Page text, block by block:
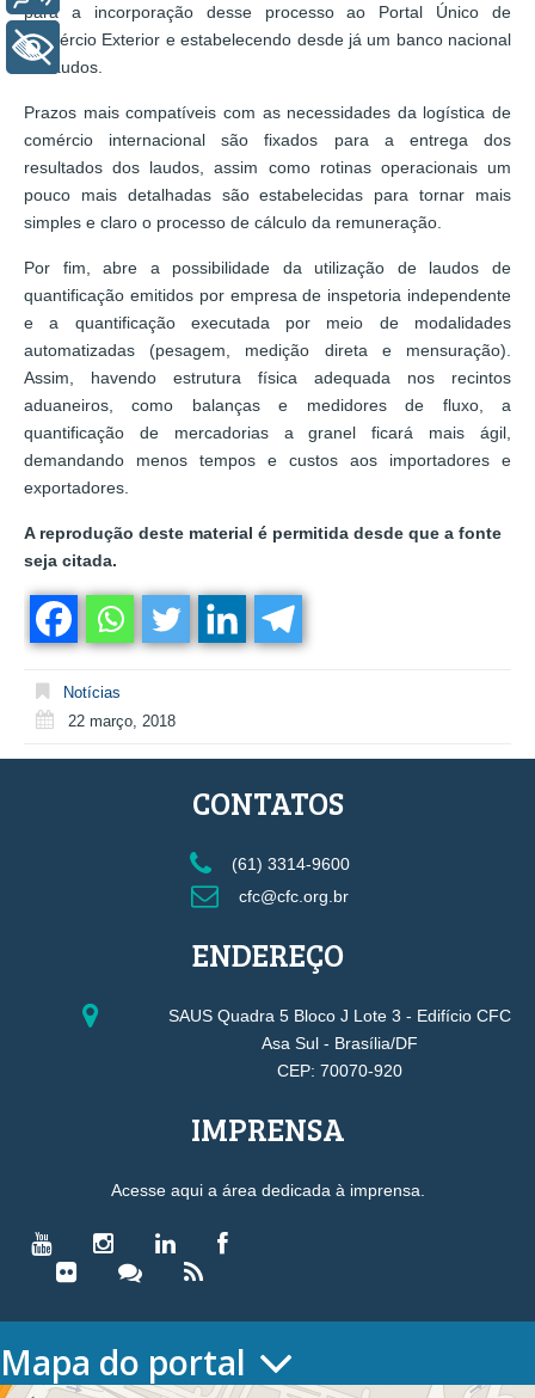
para a incorporação desse processo ao Portal Único de
Comércio Exterior e estabelecendo desde já um banco nacional
de laudos.
Prazos mais compatíveis com as necessidades da logística de
comércio internacional são fixados para a entrega dos
resultados dos laudos, assim como rotinas operacionais um
pouco mais detalhadas são estabelecidas para tornar mais
simples e claro o processo de cálculo da remuneração.
Por fim, abre a possibilidade da utilização de laudos de
quantificação emitidos por empresa de inspetoria independente
e a quantificação executada por meio de modalidades
automatizadas (pesagem, medição direta e mensuração).
Assim, havendo estrutura física adequada nos recintos
aduaneiros, como balanças e medidores de fluxo, a
quantificação de mercadorias a granel ficará mais ágil,
demandando menos tempos e custos aos importadores e
exportadores.
A reprodução deste material é permitida desde que a fonte
seja citada.
Notícias
22 março, 2018
CONTATOS
(61) 3314-9600
cfc@cfc.org.br
ENDEREÇO
SAUS Quadra 5 Bloco J Lote 3 - Edifício CFC
Asa Sul - Brasília/DF
CEP: 70070-920
IMPRENSA
Acesse aqui a área dedicada à imprensa.
Mapa do portal
+ Acessibilidade